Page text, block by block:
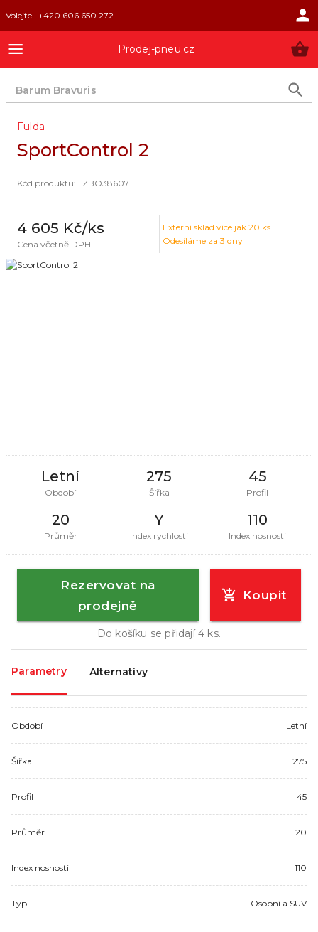
Volejte +420 606 650 272
Prodej-pneu.cz
Fulda
SportControl 2
Kód produktu: ZBO38607
4 605 Kč/ks
Cena včetně DPH
Externí sklad více jak 20 ks
Odesíláme za 3 dny
Letní
Období
275
Šířka
45
Profil
20
Průměr
Y
Index rychlosti
110
Index nosnosti
Rezervovat na
prodejně
Koupit
Do košíku se přidají4 ks.
Parametry Alternativy
Období Letní
Šířka 275
Profil 45
Průměr 20
Index nosnosti 110
Typ Osobní a SUV